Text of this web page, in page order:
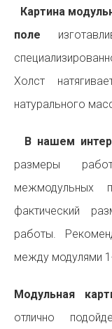
Картина
поле
Холст
натурального
В нашем
размеры
межмодульных
фактический
работы.
между модулями
Модульная
отлично